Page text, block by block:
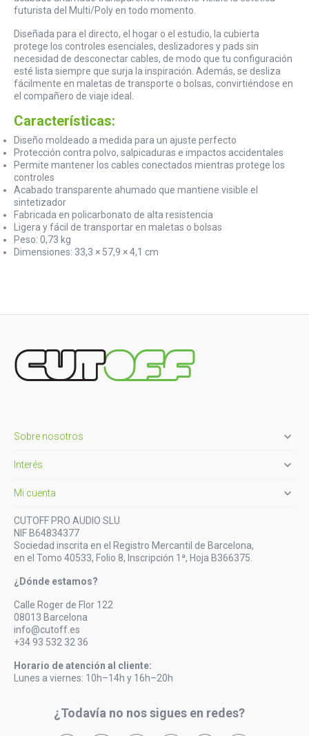
futurista del Multi/Poly en todo momento.
Diseñada para el directo, el hogar o el estudio, la cubierta
protege los controles esenciales, deslizadores y pads sin
necesidad de desconectar cables, de modo que tu configuración
esté lista siempre que surja la inspiración. Además, se desliza
fácilmente en maletas de transporte o bolsas, convirtiéndose en
el compañero de viaje ideal.
Características:
Diseño moldeado a medida para un ajuste perfecto
Protección contra polvo, salpicaduras e impactos accidentales
Permite mantener los cables conectados mientras protege los
controles
Acabado transparente ahumado que mantiene visible el
sintetizador
Fabricada en policarbonato de alta resistencia
Ligera y fácil de transportar en maletas o bolsas
Peso: 0,73 kg
Dimensiones: 33,3 × 57,9 × 4,1 cm
Sobre nosotros 
Interés 
Mi cuenta 
CUTOFF PRO AUDIO SLU
NIF B64834377
Sociedad inscrita en el Registro Mercantil de Barcelona,
en el Tomo 40533, Folio 8, Inscripción 1ª, Hoja B366375.
¿Dónde estamos?
Calle Roger de Flor 122
08013 Barcelona
info@cutoff.es
+34 93 532 32 36
Horario de atención al cliente:
Lunes a viernes: 10h–14h y 16h–20h
¿Todavía no nos sigues en redes?